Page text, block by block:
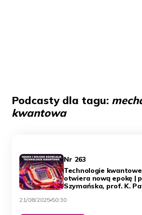
Podcasty dla tagu:
kwantowa
Nr 263
Technologie
otwiera nową epokę |
Szymańska, prof. K.
21/08/2025 50:30